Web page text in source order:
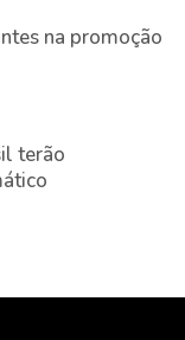
na promoção
terão